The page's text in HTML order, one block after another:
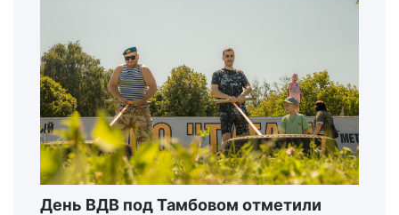
День ВДВ под Тамбовом отметили